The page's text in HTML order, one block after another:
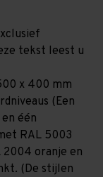
tekst leest u
x 400 mm
(Een
één
RAL 5003
2004 oranje en
(De stijlen